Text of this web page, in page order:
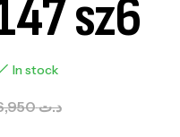
sz6
In stock
د.ت6,950